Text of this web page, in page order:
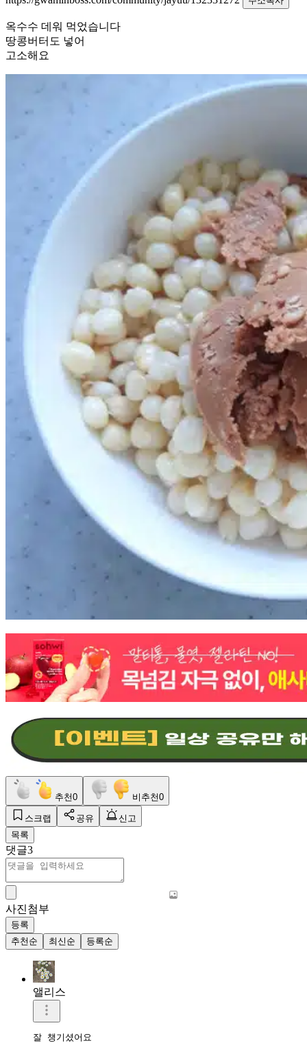
옥수수 데워 먹었습니다
땅콩버터도 넣어
고소해요
추천0 비추천0
스크랩 공유
신고
목록
댓글3
사진첨부
등록
추천순
최신순 등록순
앨리스
잘 챙기셨어요